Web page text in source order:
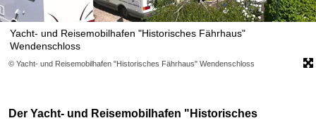
© Yacht- und Reisemobilhafen "Historisches Fährhaus" Wendenschloss
Yacht- und Reisemobilhafen "Historisches Fährhaus"
Wendenschloss
Der Yacht- und Reisemobilhafen "Historisches